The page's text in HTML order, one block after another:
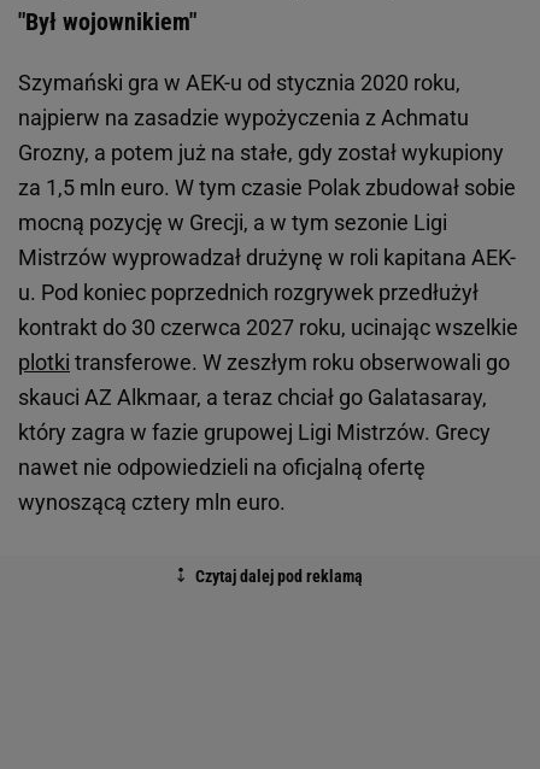
"Był wojownikiem"
Szymański gra w AEK-u od stycznia 2020 roku,
najpierw na zasadzie wypożyczenia z Achmatu
Grozny, a potem już na stałe, gdy został wykupiony
za 1,5 mln euro. W tym czasie Polak zbudował sobie
mocną pozycję w Grecji, a w tym sezonie Ligi
Mistrzów wyprowadzał drużynę w roli kapitana AEK-
u. Pod koniec poprzednich rozgrywek przedłużył
kontrakt do 30 czerwca 2027 roku, ucinając wszelkie
plotki transferowe. W zeszłym roku obserwowali go
skauci AZ Alkmaar, a teraz chciał go Galatasaray,
który zagra w fazie grupowej Ligi Mistrzów. Grecy
nawet nie odpowiedzieli na oficjalną ofertę
wynoszącą cztery mln euro.